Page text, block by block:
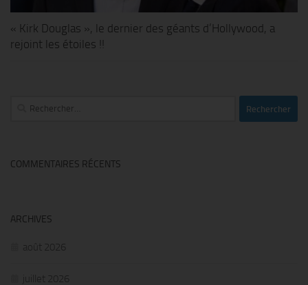
« Kirk Douglas », le dernier des géants d’Hollywood, a
rejoint les étoiles !!
Rechercher :
COMMENTAIRES RÉCENTS
ARCHIVES
août 2026
juillet 2026